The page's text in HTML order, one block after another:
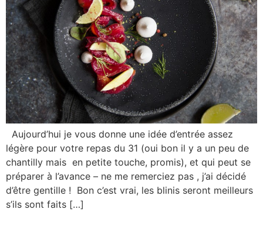
Aujourd’hui je vous donne une idée d’entrée assez
légère pour votre repas du 31 (oui bon il y a un peu de
chantilly mais en petite touche, promis), et qui peut se
préparer à l’avance – ne me remerciez pas , j’ai décidé
d’être gentille ! Bon c’est vrai, les blinis seront meilleurs
s’ils sont faits […]